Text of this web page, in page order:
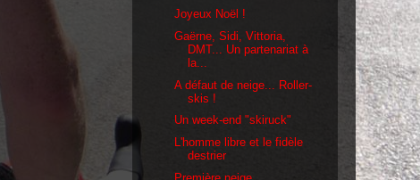
Joyeux Noël !
Gaërne, Sidi, Vittoria,
DMT... Un partenariat à
la...
A défaut de neige... Roller-
skis !
Un week-end "skiruck"
L'homme libre et le fidèle
destrier